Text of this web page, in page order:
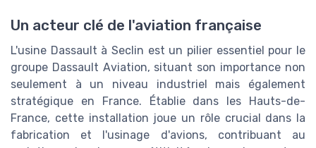
Un acteur clé de l'aviation française
L'usine Dassault à Seclin est un pilier essentiel pour le
groupe Dassault Aviation, situant son importance non
seulement à un niveau industriel mais également
stratégique en France. Établie dans les Hauts-de-
France, cette installation joue un rôle crucial dans la
fabrication et l'usinage d'avions, contribuant au